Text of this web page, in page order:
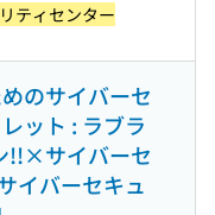
ティセンター
のサイバーセ
ット : ラブラ
!!×サイバーセ
イバーセキュ